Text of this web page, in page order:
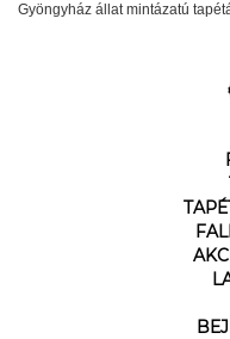
Gyöngyház állat mintázatú